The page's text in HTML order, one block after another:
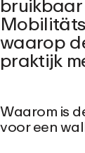
waarop
praktijk
Waarom is
voor een